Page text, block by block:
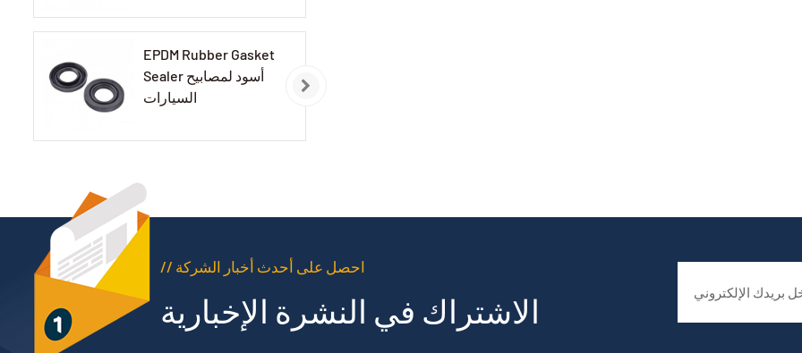
EPDM Rubber Gasket
Sealer أسود لمصابيح
السيارات
// احصل على أحدث أخبار الشركة
الاشتراك في النشرة الإخبارية